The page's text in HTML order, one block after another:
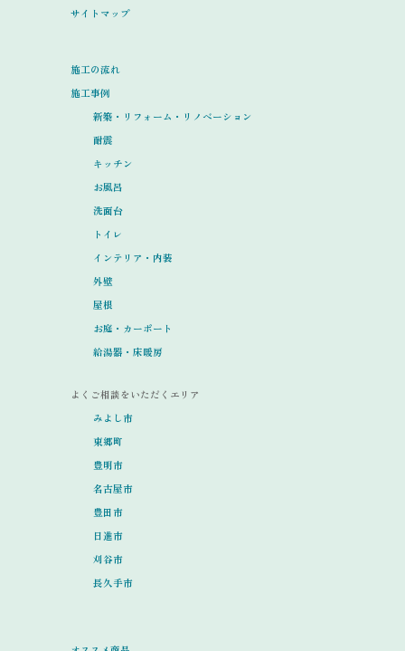
サイトマップ
施工の流れ
施工事例
新築・リフォーム・リノベーション
耐震
キッチン
お風呂
洗面台
トイレ
インテリア・内装
外壁
屋根
お庭・カーポート
給湯器・床暖房
よくご相談をいただくエリア
みよし市
東郷町
豊明市
名古屋市
豊田市
日進市
刈谷市
長久手市